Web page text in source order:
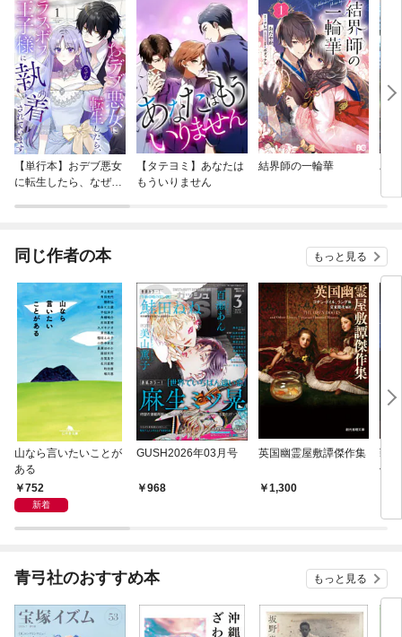
【単行本】おデブ悪女
に転生したら、なぜか
【タテヨミ】あなたは
もういりません
結界師の一輪華
バ
今
同じ作者の本 もっと見る
山なら言いたいことが
ある
752
新着
GUSH2026年03月号
968
英国幽霊屋敷譚傑作集
1,300
戦
傑
青弓社のおすすめ本 もっと見る